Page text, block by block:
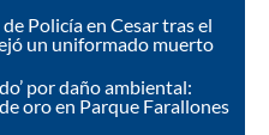
Policía en Cesar tras el
un uniformado muerto
por daño ambiental:
oro en Parque Farallones